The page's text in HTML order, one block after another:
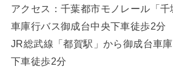
アクセス：千葉都市モノレール「
車庫行バス御成台中央下車徒歩2分
JR総武線「都賀駅」から御成台車
下車徒歩2分